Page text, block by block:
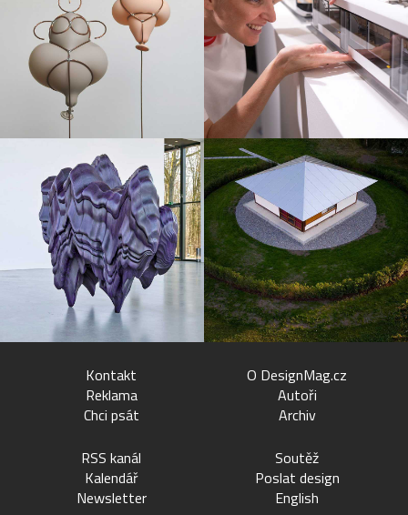
Kontakt
Reklama
Chci psát
O DesignMag.cz
Autoři
Archiv
RSS kanál
Kalendář
Newsletter
Soutěž
Poslat design
English